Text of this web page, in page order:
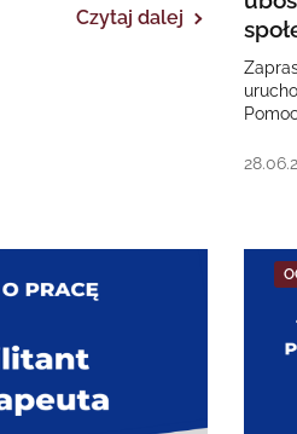
Czytaj dalej